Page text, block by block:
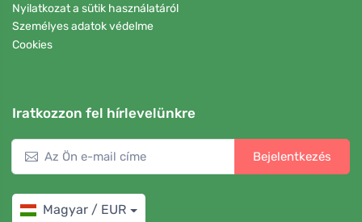
Nyilatkozat a sütik használatáról
Személyes adatok védelme
Cookies
Iratkozzon fel hírlevelünkre
Bejelentkezés
Magyar / EUR